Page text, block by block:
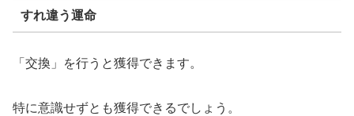
すれ違う運命
「交換」を行うと獲得できます。
特に意識せずとも獲得できるでしょう。